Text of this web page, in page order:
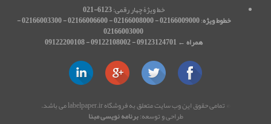
خط ویژۀ چهار رقمی:6123-021
خطوط ویژه:
02166009000 - 02166008000 - 02166006600 - 02166003300 -
02166003000
همراه ← 09123124701 - 09122108002 - 09122200108
© تمامی حقوق این وب سایت متعلق به فروشگاه labelpaper.ir می باشد.
طراحی و توسعه:برنامه نویسی مبنا